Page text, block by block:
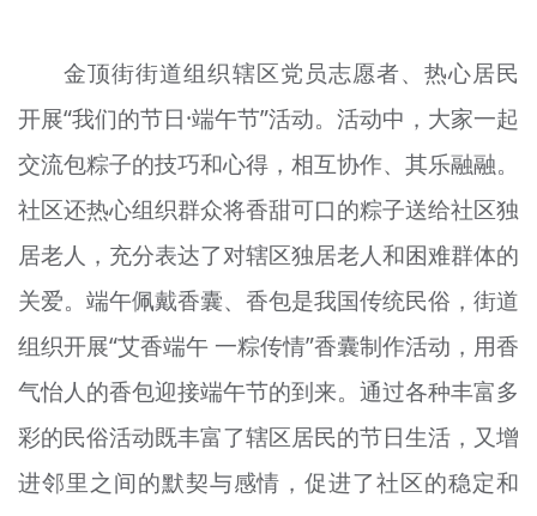
金顶街街道组织辖区党员志愿者、热心居民
开展“我们的节日·端午节”活动。活动中，大家一起
交流包粽子的技巧和心得，相互协作、其乐融融。
社区还热心组织群众将香甜可口的粽子送给社区独
居老人，充分表达了对辖区独居老人和困难群体的
关爱。端午佩戴香囊、香包是我国传统民俗，街道
组织开展“艾香端午 一粽传情”香囊制作活动，用香
气怡人的香包迎接端午节的到来。通过各种丰富多
彩的民俗活动既丰富了辖区居民的节日生活，又增
进邻里之间的默契与感情，促进了社区的稳定和